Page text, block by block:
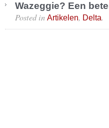
Wazeggie? Een
Posted in Artikelen, Delta.